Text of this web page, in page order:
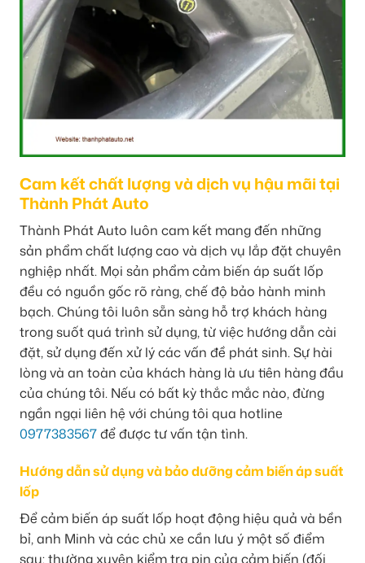
Cam kết chất lượng và dịch vụ hậu mãi tại
Thành Phát Auto
Thành Phát Auto luôn cam kết mang đến những
sản phẩm chất lượng cao và dịch vụ lắp đặt chuyên
nghiệp nhất. Mọi sản phẩm cảm biến áp suất lốp
đều có nguồn gốc rõ ràng, chế độ bảo hành minh
bạch. Chúng tôi luôn sẵn sàng hỗ trợ khách hàng
trong suốt quá trình sử dụng, từ việc hướng dẫn cài
đặt, sử dụng đến xử lý các vấn đề phát sinh. Sự hài
lòng và an toàn của khách hàng là ưu tiên hàng đầu
của chúng tôi. Nếu có bất kỳ thắc mắc nào, đừng
ngần ngại liên hệ với chúng tôi qua hotline
0977383567để được tư vấn tận tình.
Hướng dẫn sử dụng và bảo dưỡng cảm biến áp suất
lốp
Để cảm biến áp suất lốp hoạt động hiệu quả và bền
bỉ, anh Minh và các chủ xe cần lưu ý một số điểm
sau: thường xuyên kiểm tra pin của cảm biến (đối